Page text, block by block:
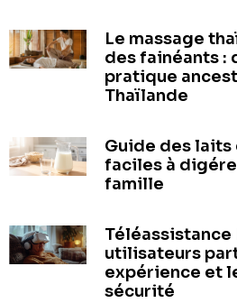
Le massage
des fainéants :
pratique
Thaïlande
Guide des
faciles à
famille
Téléassistance
utilisateurs
expérience et
sécurité